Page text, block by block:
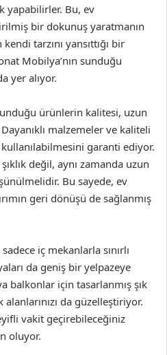
yapabilirler. Bu, ev
bir dokunuş yaratmanın
tarzını yansıttığı bir
Mobilya’nın sunduğu
yer alıyor.
ürünlerin kalitesi, uzun
malzemeler ve kaliteli
garanti ediyor.
değil, aynı zamanda uzun
Bu sayede, ev
geri dönüşü de sağlanmış
iç mekanlarla sınırlı
da geniş bir yelpazeye
balkonlar için tasarlanmış şık
alanlarınızı da güzelleştiriyor.
vakit geçirebileceğiniz
oluyor.